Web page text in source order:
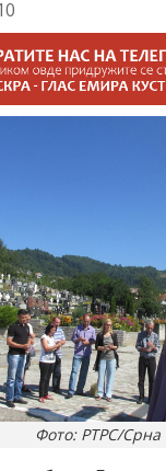
Фото: РТРС/Срна